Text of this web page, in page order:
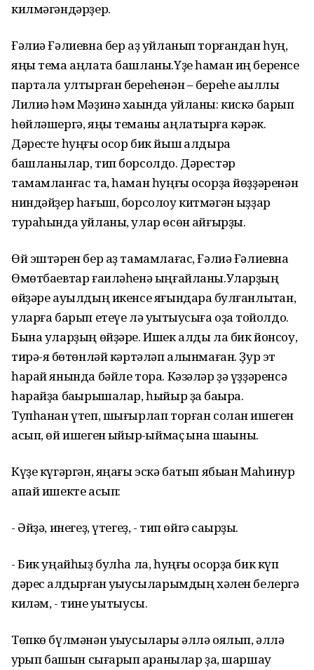
килмәгәндәрҙер.
Ғәлиә Ғәлиевна бер аҙ уйланып торғандан һуң,
яңы тема аңлата башланы.Үҙе һаман иң беренсе
партала ултырған береһенән – береһе аҡыллы
Лилиә һәм Мәҙинә хаҡында уйланы: кискә барып
һөйләшергә, яңы теманы аңлатырға кәрәк.
Дәресте һуңғы осор бик йыш ҡалдыра
башланылар, тип борсолдо. Дәрестәр
тамамланғас та, һаман һуңғы осорҙа йөҙҙәренән
ниндәйҙер һағыш, борсолоу китмәгән ҡыҙҙар
тураһында уйланы, улар өсөн ҡайғырҙы.
Өй эштәрен бер аҙ тамамлағас, Ғәлиә Ғәлиевна
Өмөтбаевтар ғаиләһенә ыңғайланы.Уларҙың
өйҙәре ауылдың икенсе яғындараҡ булғанлыҡтан,
уларға барып етеүе лә уҡытыусыға оҙаҡ тойолдо.
Бына уларҙың өйҙәре. Ишек алды ла бик йонсоу,
тирә-яҡ бөтөнләй кәртәләп алынмаған. Ҙур эт
һарай янында бәйле тора. Кәзәләр ҙә үҙҙәренсә
һарайҙа баҡырышалар, һыйыр ҙа баҡыра.
Тупһанан үтеп, шығырлап торған солан ишеген
асып, өй ишеген ҡыйыр-ҡыймаҫ ҡына шаҡыны.
Күҙе күгәргән, яңағы эскә батып ябыҡҡан Маһинур
апай ишекте асып:
- Әйҙә, инегеҙ, үтегеҙ, - тип өйгә саҡырҙы.
- Бик уңайһыҙ булһа ла, һуңғы осорҙа бик күп
дәрес ҡалдырған уҡыусыларымдың хәлен белергә
киләм, - тине уҡытыусы.
Төпкө бүлмәнән уҡыусылары әллә оялып, әллә
ҡурҡып башын сығарып ҡаранылар ҙа, шаршау